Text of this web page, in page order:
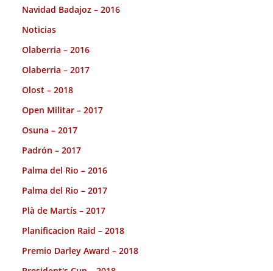
Navidad Badajoz – 2016
Noticias
Olaberria – 2016
Olaberria – 2017
Olost – 2018
Open Militar – 2017
Osuna – 2017
Padrón – 2017
Palma del Rio – 2016
Palma del Rio – 2017
Plà de Martís – 2017
Planificacion Raid – 2018
Premio Darley Award – 2018